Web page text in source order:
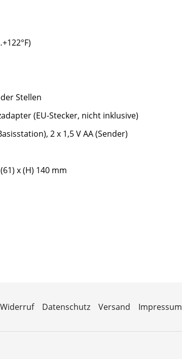
Stellen
(EU-Stecker, nicht inklusive)
2 x 1,5 V AA (Sender)
x (H) 140 mm
Widerruf Datenschutz Versand Impressum